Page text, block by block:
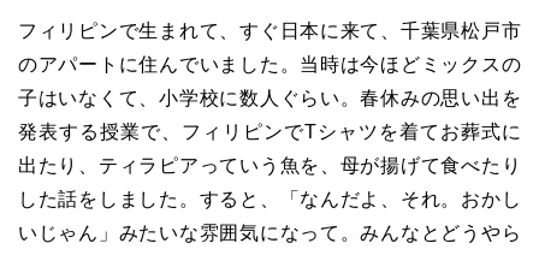
フィリピンで生まれて、すぐ日本に来て、千葉県松戸市
のアパートに住んでいました。当時は今ほどミックスの
子はいなくて、小学校に数人ぐらい。春休みの思い出を
発表する授業で、フィリピンでTシャツを着てお葬式に
出たり、ティラピアっていう魚を、母が揚げて食べたり
した話をしました。すると、「なんだよ、それ。おかし
いじゃん」みたいな雰囲気になって。みんなとどうやら